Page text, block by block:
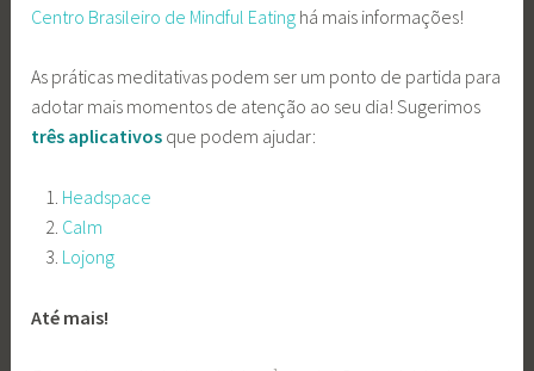
Centro Brasileiro de Mindful Eating há mais informações!
As práticas meditativas podem ser um ponto de partida para
adotar mais momentos de atenção ao seu dia! Sugerimos
três aplicativos que podem ajudar:
Headspace
Calm
Lojong
Até mais!